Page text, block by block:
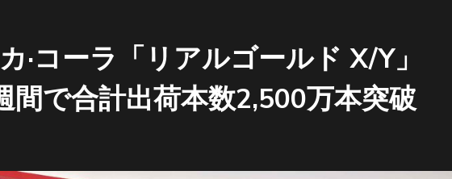
·コーラ「リアルゴールド X/Y」
間で合計出荷本数2,500万本突破